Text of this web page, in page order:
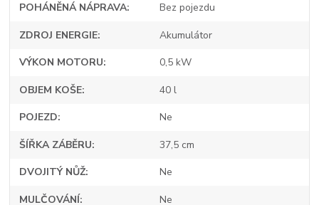
POHÁNĚNÁ NÁPRAVA Bez pojezdu
ZDROJ ENERGIE Akumulátor
VÝKON MOTORU 0,5 kW
OBJEM KOŠE 40 l
POJEZD Ne
ŠÍŘKA ZÁBĚRU 37,5 cm
DVOJITÝ NŮŽ Ne
MULČOVÁNÍ Ne